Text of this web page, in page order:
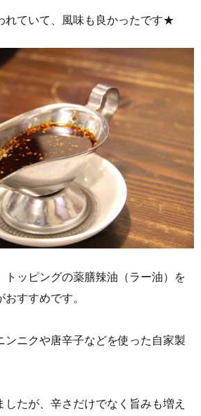
れていて、風味も良かったです★
トッピングの薬膳辣油（ラー油）を
すすめです。
ンニクや唐辛子などを使った自家製
たが、辛さだけでなく旨みも増え